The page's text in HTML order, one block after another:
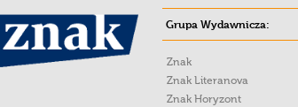
Grupa Wydawnicza:
Znak
Znak Literanova
Znak Horyzont